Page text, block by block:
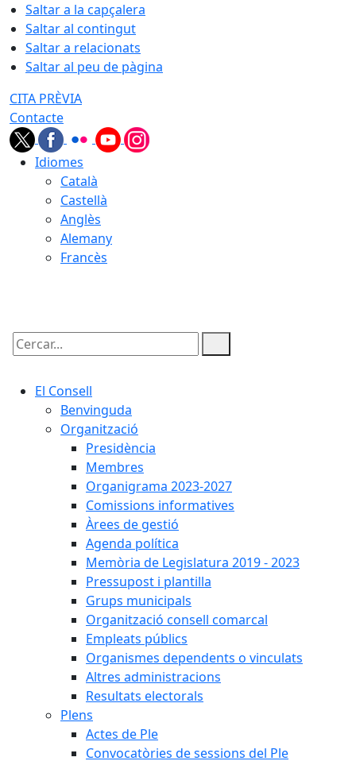
Saltar a la capçalera
Saltar al contingut
Saltar a relacionats
Saltar al peu de pàgina
CITA PRÈVIA
Contacte
Idiomes
Català
Castellà
Anglès
Alemany
Francès
Cercar:
El Consell
Benvinguda
Organització
Presidència
Membres
Organigrama 2023-2027
Comissions informatives
Àrees de gestió
Agenda política
Memòria de Legislatura 2019 - 2023
Pressupost i plantilla
Grups municipals
Organització consell comarcal
Empleats públics
Organismes dependents o vinculats
Altres administracions
Resultats electorals
Plens
Actes de Ple
Convocatòries de sessions del Ple